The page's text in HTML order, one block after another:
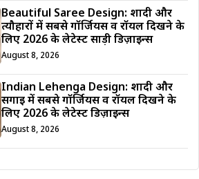
Beautiful Saree Design: शादी और
त्यौहारों में सबसे गॉर्जियस व रॉयल दिखने के
लिए 2026 के लेटेस्ट साड़ी डिज़ाइन्स
August 8, 2026
Indian Lehenga Design: शादी और
सगाई में सबसे गॉर्जियस व रॉयल दिखने के
लिए 2026 के लेटेस्ट डिज़ाइन्स
August 8, 2026